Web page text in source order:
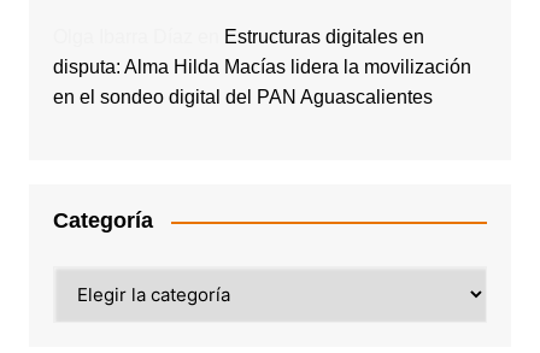
Estructuras digitales en
disputa: Alma Hilda Macías lidera la movilización
en el sondeo digital del PAN Aguascalientes
Categoría